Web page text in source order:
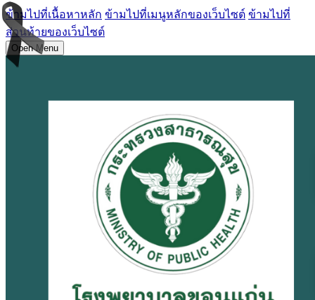
ข้ามไปที่เนื้อหาหลัก ข้ามไปที่เมนูหลักของเว็บไซต์ ข้ามไปที่
ส่วนท้ายของเว็บไซต์
Open Menu